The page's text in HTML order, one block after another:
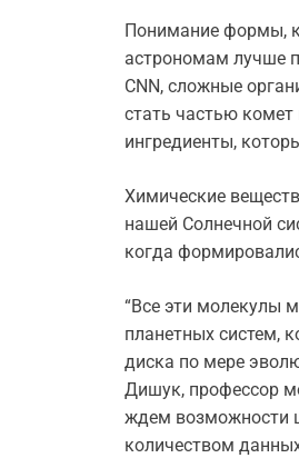
Понимание формы,
астрономам лучше
CNN, сложные
стать частью комет
ингредиенты,
Химические
нашей Солнечной
когда
“Все эти молекулы
планетных систем,
диска по мере
Дишук, профессор
ждем возможности
количеством